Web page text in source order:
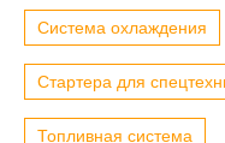
Система охлаждения
Стартера для
Топливная система